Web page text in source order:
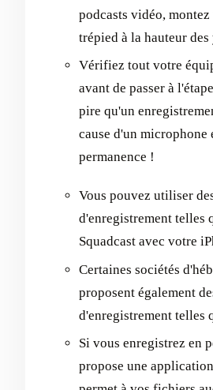
podcasts vidéo,
trépied à la hauteur des
Vérifiez tout votre
avant de passer à
pire qu'un
cause d'un microphone
permanence !
Vous pouvez utiliser
d'enregistrement telles
Squadcast avec votre
Certaines sociétés
proposent également
d'enregistrement telles
Si vous enregistrez en
propose une